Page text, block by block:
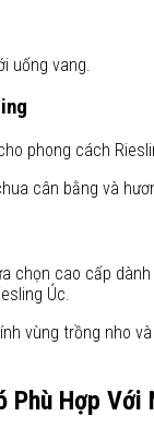
uống vang.
phong cách
cân bằng và
chọn cao cấp
Úc.
vùng trồng nho
Phù Hợp Với